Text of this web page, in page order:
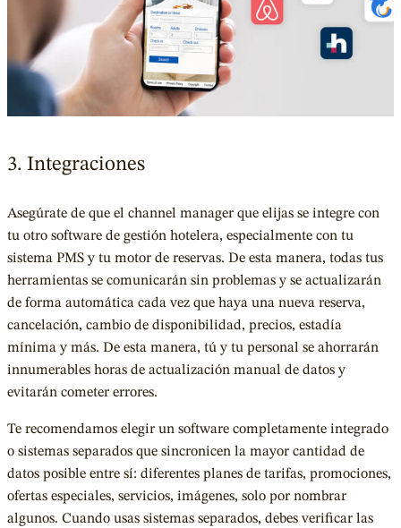
3. Integraciones
Asegúrate de que el channel manager que elijas se integre con
tu otro software de gestión hotelera, especialmente con tu
sistema PMS y tu motor de reservas. De esta manera, todas tus
herramientas se comunicarán sin problemas y se actualizarán
de forma automática cada vez que haya una nueva reserva,
cancelación, cambio de disponibilidad, precios, estadía
mínima y más. De esta manera, tú y tu personal se ahorrarán
innumerables horas de actualización manual de datos y
evitarán cometer errores.
Te recomendamos elegir un software completamente integrado
o sistemas separados que sincronicen la mayor cantidad de
datos posible entre sí: diferentes planes de tarifas, promociones,
ofertas especiales, servicios, imágenes, solo por nombrar
algunos. Cuando usas sistemas separados, debes verificar las